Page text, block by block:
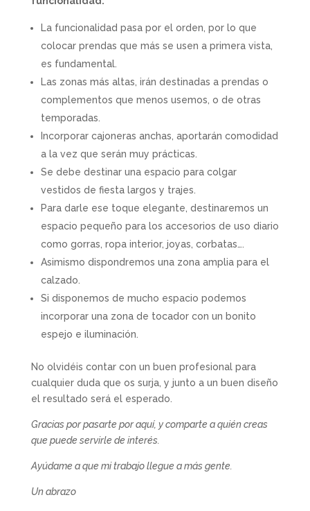
La funcionalidad pasa por el orden, por lo que
colocar prendas que más se usen a primera vista,
es fundamental.
Las zonas más altas, irán destinadas a prendas o
complementos que menos usemos, o de otras
temporadas.
Incorporar cajoneras anchas, aportarán comodidad
a la vez que serán muy prácticas.
Se debe destinar una espacio para colgar
vestidos de fiesta largos y trajes.
Para darle ese toque elegante, destinaremos un
espacio pequeño para los accesorios de uso diario
como gorras, ropa interior, joyas, corbatas….
Asimismo dispondremos una zona amplia para el
calzado.
Si disponemos de mucho espacio podemos
incorporar una zona de tocador con un bonito
espejo e iluminación.
No olvidéis contar con un buen profesional para
cualquier duda que os surja, y junto a un buen diseño
el resultado será el esperado.
Gracias por pasarte por aquí, y comparte a quién creas
que puede servirle de interés.
Ayúdame a que mi trabajo llegue a más gente.
Un abrazo